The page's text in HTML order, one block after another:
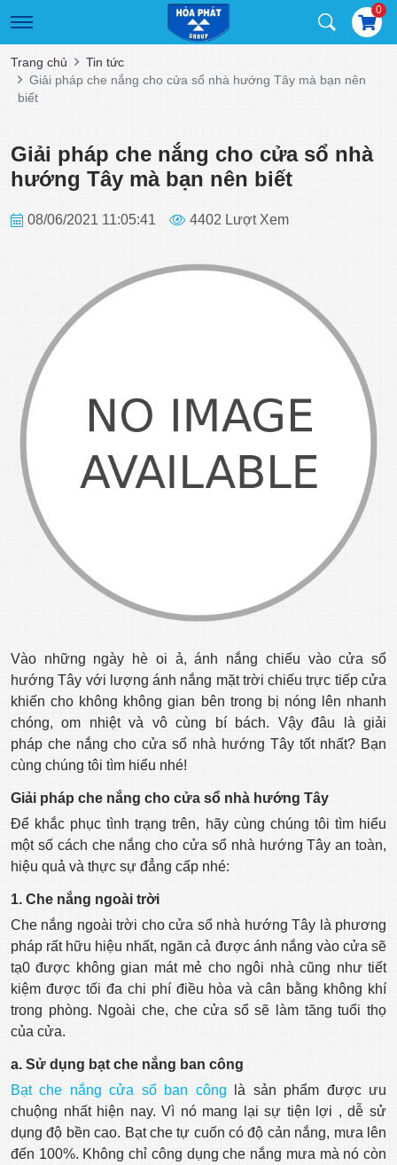
0
Trang chủ
Tin tức
Giải pháp che nắng cho cửa sổ nhà hướng Tây mà bạn nên
biết
Giải pháp che nắng cho cửa sổ nhà
hướng Tây mà bạn nên biết
08/06/2021 11:05:41 4402 Lượt Xem
Vào những ngày hè oi ả, ánh nắng chiếu vào cửa sổ
hướng Tây với lượng ánh nắng mặt trời chiếu trực tiếp cửa
khiến cho không không gian bên trong bị nóng lên nhanh
chóng, om nhiệt và vô cùng bí bách. Vậy đâu là giải
pháp che nắng cho cửa sổ nhà hướng Tây tốt nhất? Bạn
cùng chúng tôi tìm hiểu nhé!
Giải pháp che nắng cho cửa sổ nhà hướng Tây
Để khắc phục tình trạng trên, hãy cùng chúng tôi tìm hiểu
một số cách che nắng cho cửa sổ nhà hướng Tây an toàn,
hiệu quả và thực sự đẳng cấp nhé:
1. Che nắng ngoài trời
Che nắng ngoài trời cho cửa sổ nhà hướng Tây là phương
pháp rất hữu hiệu nhất, ngăn cả được ánh nắng vào cửa sẽ
tạ0 được không gian mát mẻ cho ngôi nhà cũng như tiết
kiệm được tối đa chi phí điều hòa và cân bằng không khí
trong phòng. Ngoài che, che cửa sổ sẽ làm tăng tuổi thọ
của cửa.
a. Sử dụng bạt che nắng ban công
Bạt che nắng cửa sổ ban công là sản phẩm được ưu
chuộng nhất hiện nay. Vì nó mang lại sự tiện lợi , dễ sử
dụng độ bền cao. Bạt che tự cuốn có độ cản nắng, mưa lên
đến 100%. Không chỉ công dụng che nắng mưa mà nó còn